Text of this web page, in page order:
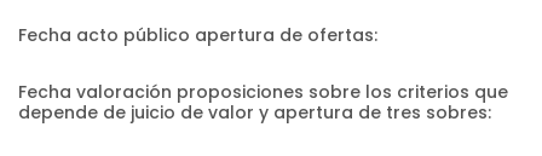
Fecha acto público apertura de ofertas:
Fecha valoración proposiciones sobre los criterios que
depende de juicio de valor y apertura de tres sobres: